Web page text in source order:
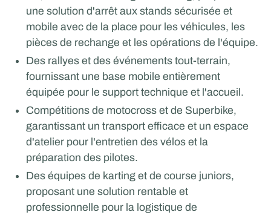
une solution d'arrêt aux stands sécurisée et
mobile avec de la place pour les véhicules, les
pièces de rechange et les opérations de l'équipe.
Des rallyes et des événements tout-terrain,
fournissant une base mobile entièrement
équipée pour le support technique et l'accueil.
Compétitions de motocross et de Superbike,
garantissant un transport efficace et un espace
d'atelier pour l'entretien des vélos et la
préparation des pilotes.
Des équipes de karting et de course juniors,
proposant une solution rentable et
professionnelle pour la logistique de